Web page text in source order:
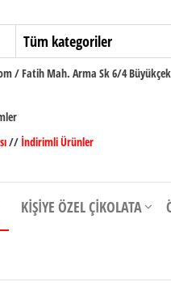
/ Fatih Mah. Arma Sk 6/4
// İndirimli Ürünler
KIŞIYE ÖZEL ÇIKOLATA